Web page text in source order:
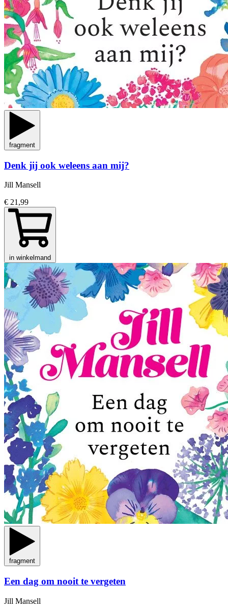
fragment
Denk jij ook weleens aan mij?
Jill Mansell
€ 21,99
in winkelmand
fragment
Een dag om nooit te vergeten
Jill Mansell